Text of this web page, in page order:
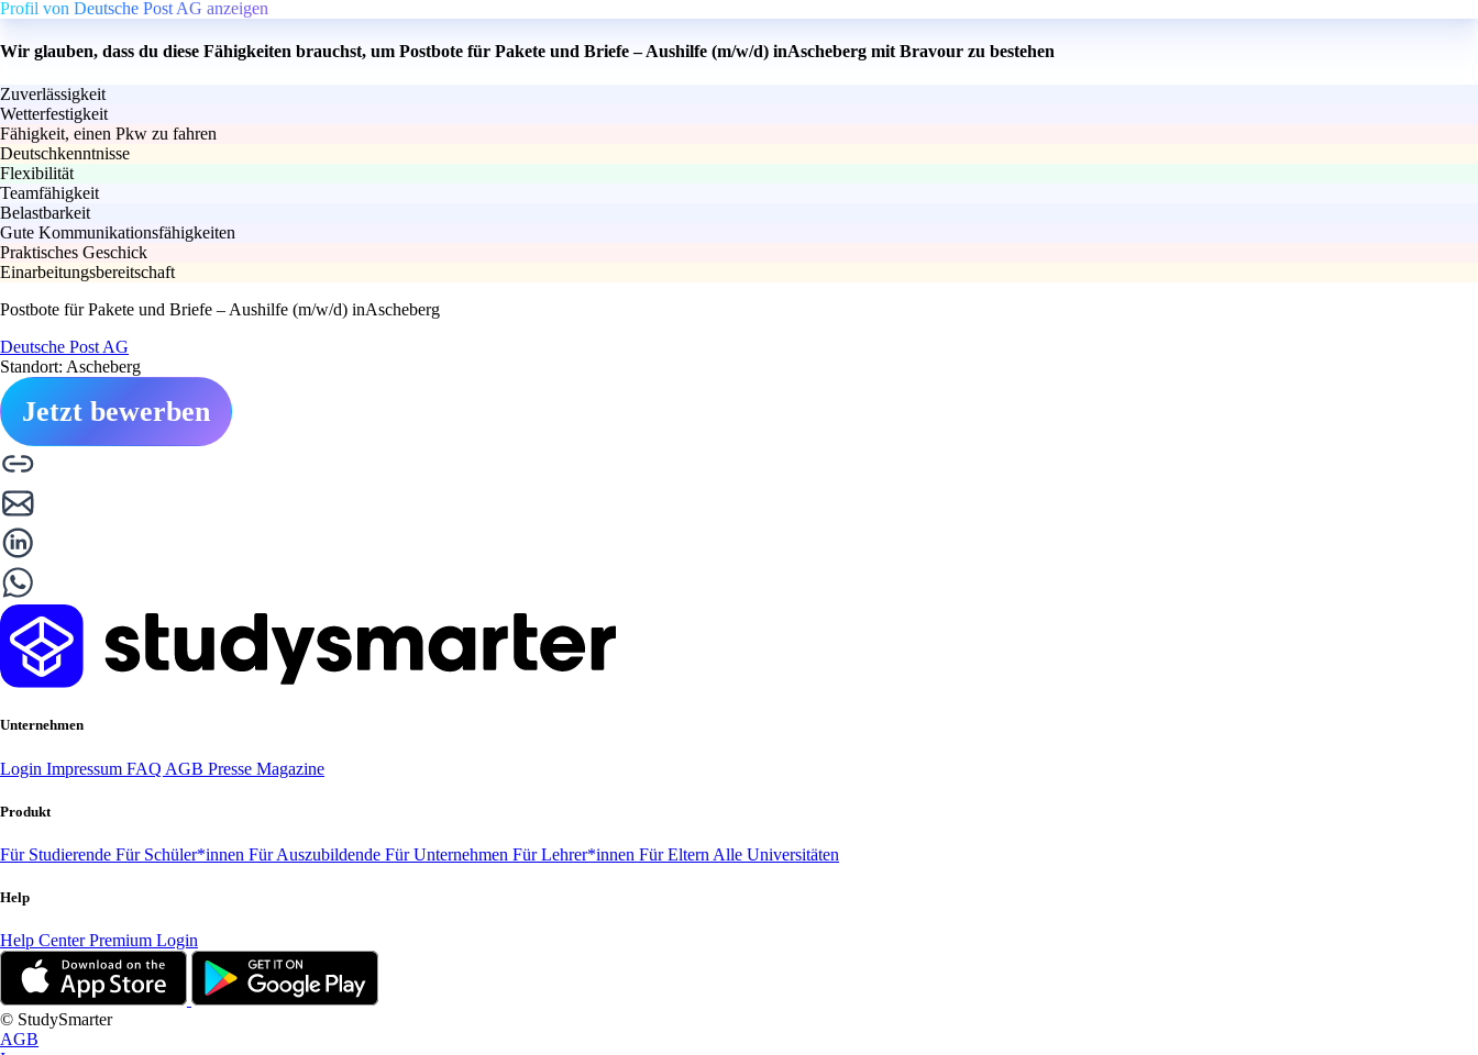
Profil von Deutsche Post AG anzeigen
Wir glauben, dass du diese Fähigkeiten brauchst, um Postbote für Pakete und Briefe – Aushilfe (m/w/d) inAscheberg mit Bravour zu bestehen
Zuverlässigkeit
Wetterfestigkeit
Fähigkeit, einen Pkw zu fahren
Deutschkenntnisse
Flexibilität
Teamfähigkeit
Belastbarkeit
Gute Kommunikationsfähigkeiten
Praktisches Geschick
Einarbeitungsbereitschaft
Postbote für Pakete und Briefe – Aushilfe (m/w/d) inAscheberg
Deutsche Post AG
Standort: Ascheberg
Jetzt bewerben
Unternehmen
Login Impressum FAQ AGB Presse Magazine
Produkt
Für Studierende Für Schüler*innen Für Auszubildende Für Unternehmen Für Lehrer*innen Für Eltern Alle Universitäten
Help
Help CenterPremium Login
© StudySmarter
AGB